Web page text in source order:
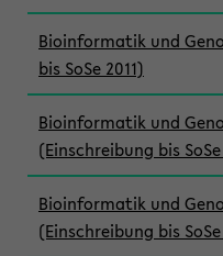
Bioinformatik und
bis SoSe 2011)
Bioinformatik und
(Einschreibung bis
Bioinformatik und
(Einschreibung bis